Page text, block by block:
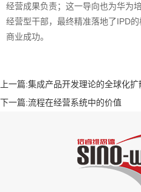
经营成果负责；这一导向也为华为
经营型干部，最终精准落地了IPD
商业成功。
上一篇:集成产品开发理论的全球化
下一篇:流程在经营系统中的价值